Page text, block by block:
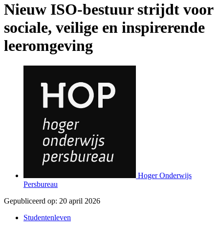
Nieuw ISO-bestuur strijdt voor
sociale, veilige en inspirerende
leeromgeving
Hoger Onderwijs
Persbureau
Gepubliceerd op: 20 april 2026
Studentenleven